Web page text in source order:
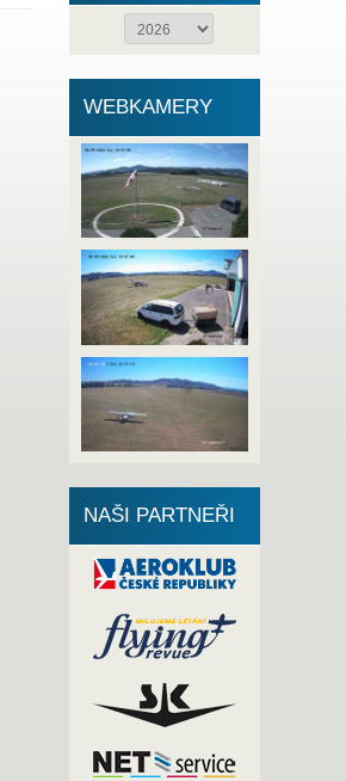
WEBKAMERY
NAŠI PARTNEŘI